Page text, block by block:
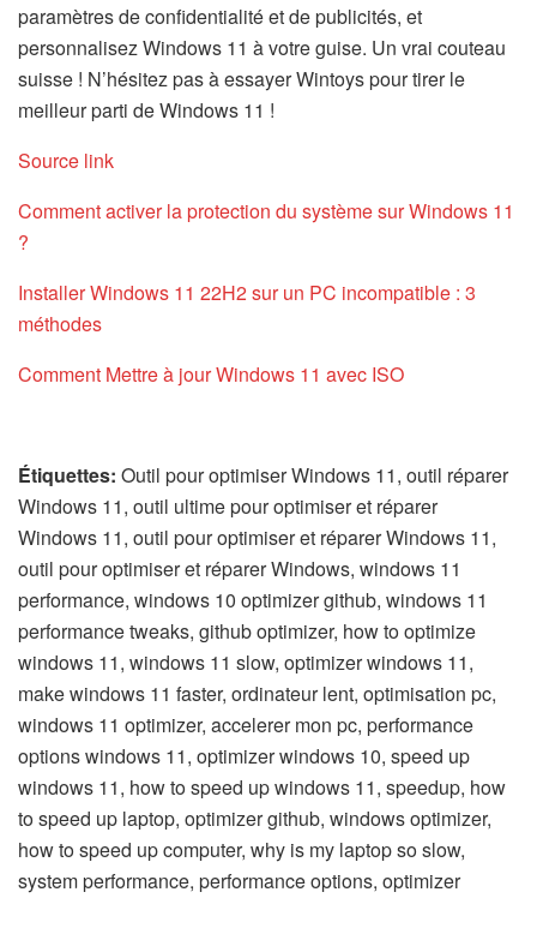
paramètres de confidentialité et de publicités, et
personnalisez Windows 11 à votre guise. Un vrai couteau
suisse ! N’hésitez pas à essayer Wintoys pour tirer le
meilleur parti de Windows 11 !
Source link
Comment activer la protection du système sur Windows 11
?
Installer Windows 11 22H2 sur un PC incompatible : 3
méthodes
Comment Mettre à jour Windows 11 avec ISO
Étiquettes: Outil pour optimiser Windows 11, outil réparer
Windows 11, outil ultime pour optimiser et réparer
Windows 11, outil pour optimiser et réparer Windows 11,
outil pour optimiser et réparer Windows, windows 11
performance, windows 10 optimizer github, windows 11
performance tweaks, github optimizer, how to optimize
windows 11, windows 11 slow, optimizer windows 11,
make windows 11 faster, ordinateur lent, optimisation pc,
windows 11 optimizer, accelerer mon pc, performance
options windows 11, optimizer windows 10, speed up
windows 11, how to speed up windows 11, speedup, how
to speed up laptop, optimizer github, windows optimizer,
how to speed up computer, why is my laptop so slow,
system performance, performance options, optimizer